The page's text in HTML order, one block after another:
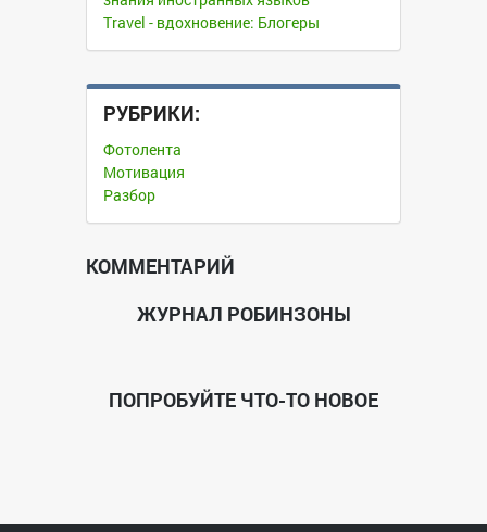
Travel - вдохновение: Блогеры
РУБРИКИ:
Фотолента
Мотивация
Разбор
КОММЕНТАРИЙ
ЖУРНАЛ РОБИНЗОНЫ
ПОПРОБУЙТЕ ЧТО-ТО НОВОЕ